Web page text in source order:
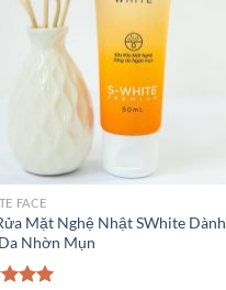
FACE
Mặt Nghệ Nhật SWhite Dành
Nhờn Mụn